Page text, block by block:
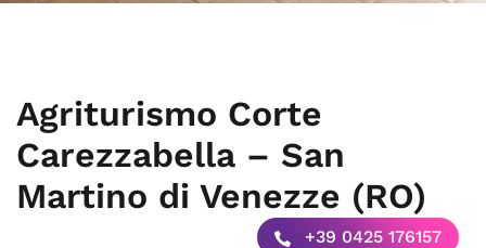
Agriturismo Corte
Carezzabella – San
Martino di Venezze (RO)
+39 0425 176157